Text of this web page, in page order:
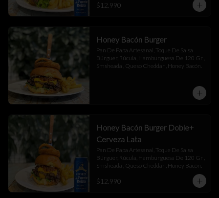
$12.990
Honey Bacón Burger
Pan De Papa Artesanal, Toque De Salsa
Búrguer, Rúcula, Hamburguesa De 120 Gr ,
Smsheada , Queso Cheddar , Honey Bacón.
Honey Bacón Burger Doble+
Cerveza Lata
Pan De Papa Artesanal, Toque De Salsa
Búrguer, Rúcula, Hamburguesa De 120 Gr ,
Smsheada , Queso Cheddar , Honey Bacón.
$12.990